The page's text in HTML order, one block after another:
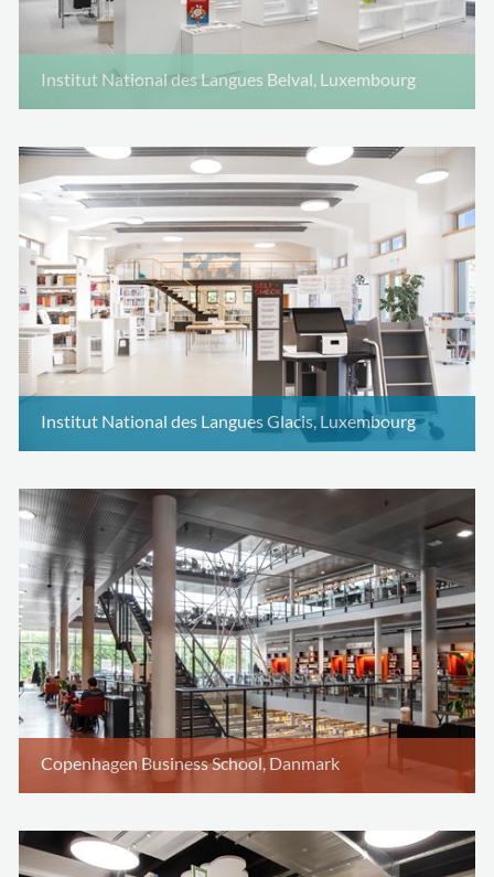
Institut National des Langues Belval, Luxembourg
Institut National des Langues Glacis, Luxembourg
Copenhagen Business School, Danmark